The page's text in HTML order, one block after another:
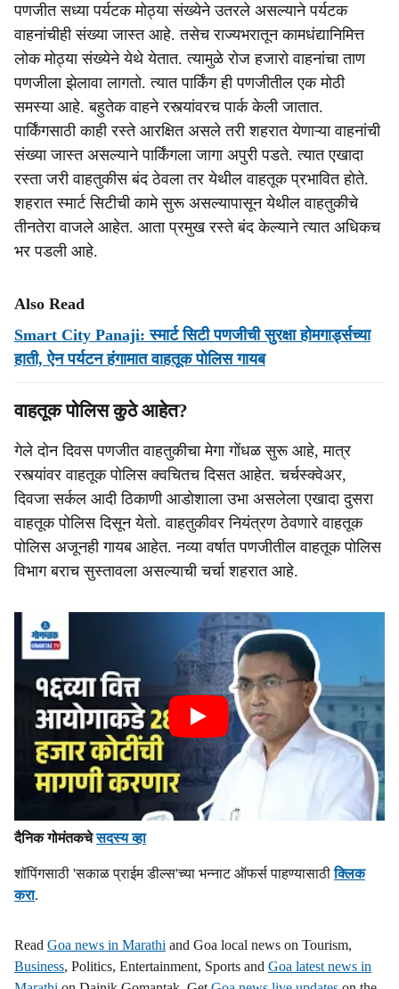
पणजीत सध्या पर्यटक मोठ्या संख्येने उतरले असल्याने पर्यटक
वाहनांचीही संख्या जास्त आहे. तसेच राज्यभरातून कामधंद्यानिमित्त
लोक मोठ्या संख्येने येथे येतात. त्यामुळे रोज हजारो वाहनांचा ताण
पणजीला झेलावा लागतो. त्यात पार्किंग ही पणजीतील एक मोठी
समस्या आहे. बहुतेक वाहने रस्त्यांवरच पार्क केली जातात.
पार्किंगसाठी काही रस्ते आरक्षित असले तरी शहरात येणाऱ्या वाहनांची
संख्या जास्त असल्याने पार्किंगला जागा अपुरी पडते. त्यात एखादा
रस्ता जरी वाहतुकीस बंद ठेवला तर येथील वाहतूक प्रभावित होते.
शहरात स्मार्ट सिटीची कामे सुरू असल्यापासून येथील वाहतुकीचे
तीनतेरा वाजले आहेत. आता प्रमुख रस्ते बंद केल्याने त्यात अधिकच
भर पडली आहे.
Also Read
Smart City Panaji: स्मार्ट सिटी पणजीची सुरक्षा होमगार्ड्सच्या
हाती, ऐन पर्यटन हंगामात वाहतूक पोलिस गायब
वाहतूक पोलिस कुठे आहेत?
गेले दोन दिवस पणजीत वाहतुकीचा मेगा गोंधळ सुरू आहे, मात्र
रस्त्यांवर वाहतूक पोलिस क्वचितच दिसत आहेत. चर्चस्क्वेअर,
दिवजा सर्कल आदी ठिकाणी आडोशाला उभा असलेला एखादा दुसरा
वाहतूक पोलिस दिसून येतो. वाहतुकीवर नियंत्रण ठेवणारे वाहतूक
पोलिस अजूनही गायब आहेत. नव्या वर्षात पणजीतील वाहतूक पोलिस
विभाग बराच सुस्तावला असल्याची चर्चा शहरात आहे.
दैनिक गोमंतकचेसदस्य व्हा
शॉपिंगसाठी 'सकाळ प्राईम डील्स'च्या भन्नाट ऑफर्स पाहण्यासाठीक्लिक
करा.
Read Goa news in Marathi and Goa local news on Tourism,
Business, Politics, Entertainment, Sports and Goa latest news in